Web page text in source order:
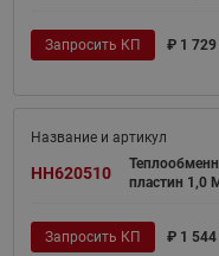
Запросить КП ₽ 1
HH620510
пластин 1,0
Запросить КП ₽ 1